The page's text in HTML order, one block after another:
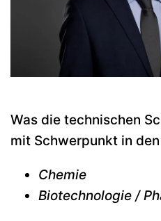
Was die technischen
mit Schwerpunkt in den
Chemie
Biotechnologie /